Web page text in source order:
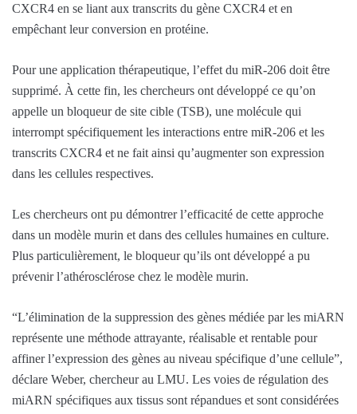
CXCR4 en se liant aux transcrits du gène CXCR4 et en
empêchant leur conversion en protéine.
Pour une application thérapeutique, l’effet du miR-206 doit être
supprimé. À cette fin, les chercheurs ont développé ce qu’on
appelle un bloqueur de site cible (TSB), une molécule qui
interrompt spécifiquement les interactions entre miR-206 et les
transcrits CXCR4 et ne fait ainsi qu’augmenter son expression
dans les cellules respectives.
Les chercheurs ont pu démontrer l’efficacité de cette approche
dans un modèle murin et dans des cellules humaines en culture.
Plus particulièrement, le bloqueur qu’ils ont développé a pu
prévenir l’athérosclérose chez le modèle murin.
“L’élimination de la suppression des gènes médiée par les miARN
représente une méthode attrayante, réalisable et rentable pour
affiner l’expression des gènes au niveau spécifique d’une cellule”,
déclare Weber, chercheur au LMU. Les voies de régulation des
miARN spécifiques aux tissus sont répandues et sont considérées